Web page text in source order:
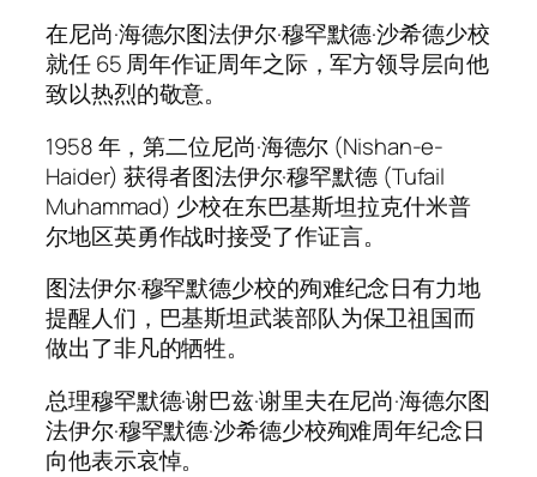
在尼尚·海德尔图法伊尔·穆罕默德·沙希德少校
就任 65 周年作证周年之际，军方领导层向他
致以热烈的敬意。
1958 年，第二位尼尚·海德尔 (Nishan-e-
Haider) 获得者图法伊尔·穆罕默德 (Tufail
Muhammad) 少校在东巴基斯坦拉克什米普
尔地区英勇作战时接受了作证言。
图法伊尔·穆罕默德少校的殉难纪念日有力地
提醒人们，巴基斯坦武装部队为保卫祖国而
做出了非凡的牺牲。
总理穆罕默德·谢巴兹·谢里夫在尼尚·海德尔图
法伊尔·穆罕默德·沙希德少校殉难周年纪念日
向他表示哀悼。